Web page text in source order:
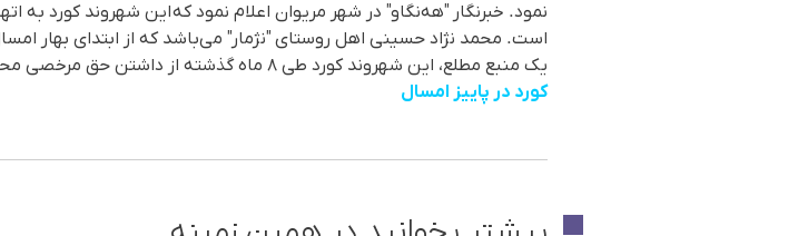
نمود. خبرنگار "هەنگاو" در شهر مریوان اعلام نمود کە این شهروند کورد
است. محمد نژاد حسینی اهل روستای "نژمار" می‌باشد کە از ابتدای بهار
یک منبع مطلع، این شهروند کورد طی ٨ ماه گذشتە از داشتن حق مرخصی محروم بودە است.
کورد در پاییز امسال